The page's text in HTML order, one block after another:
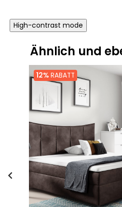
High-contrast mode
Ähnlich und
12% RABATT